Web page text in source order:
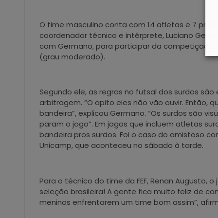
O time masculino conta com 14 atletas e 7
coordenador técnico e intérprete, Luciano
com Germano, para participar da competição,
(grau moderado).
Segundo ele, as regras no futsal dos surdos
arbitragem. “O apito eles não vão ouvir. Então,
bandeira”, explicou Germano. “Os surdos são
param o jogo”. Em jogos que incluem atletas
bandeira pros surdos. Foi o caso do amistoso
Unicamp, que aconteceu no sábado à tarde.
Para o técnico do time da FEF, Renan Augusto,
seleção brasileira! A gente fica muito feliz de
meninos enfrentarem um time bom assim”,